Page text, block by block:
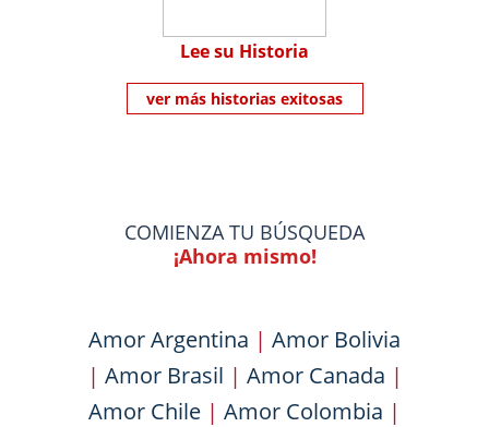
Lee su Historia
ver más historias exitosas
COMIENZA TU BÚSQUEDA
¡Ahora mismo!
Amor Argentina | Amor Bolivia
| Amor Brasil | Amor Canada |
Amor Chile | Amor Colombia |